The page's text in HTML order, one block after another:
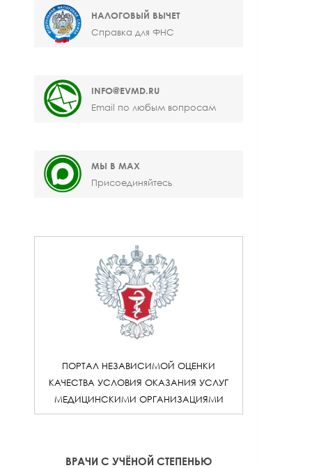
НАЛОГОВЫЙ ВЫЧЕТ
Справка для ФНС
INFO@EVMD.RU
Email по любым вопросам
МЫ В MAX
Присоединяйтесь
ПОРТАЛ НЕЗАВИСИМОЙ ОЦЕНКИ
КАЧЕСТВА УСЛОВИЯ ОКАЗАНИЯ УСЛУГ
МЕДИЦИНСКИМИ ОРГАНИЗАЦИЯМИ
ВРАЧИ С УЧЁНОЙ СТЕПЕНЬЮ